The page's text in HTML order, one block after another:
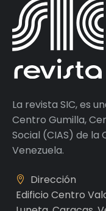
La revista SIC, es
Centro Gumilla,
Social (CIAS) de la
Venezuela.
Dirección
Edificio Centro